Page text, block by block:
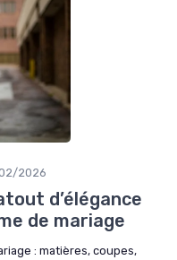
2026
d’élégance
de mariage
: matières, coupes,